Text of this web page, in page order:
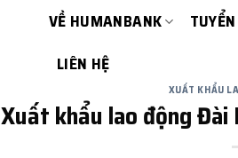
VỀ HUMANBANK
LIÊN HỆ
XUẤT KHẨU
Xuất khẩu lao động Đài